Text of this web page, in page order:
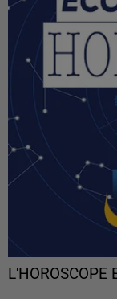
L'HOROSCOPE